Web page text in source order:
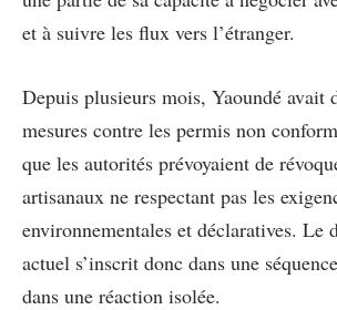
et à suivre les flux vers l’étranger.
Depuis plusieurs mois, Yaoundé avait
mesures contre les permis non
que les autorités prévoyaient de
artisanaux ne respectant pas les
environnementales et déclaratives. Le
actuel s’inscrit donc dans une
dans une réaction isolée.